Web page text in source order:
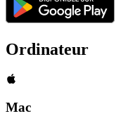
Ordinateur
Mac